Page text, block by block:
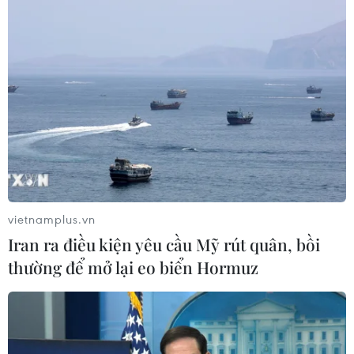
Bổ sung một số chức danh có thẩm
quyền xử phạt vi phạm hành chính
từ ngày 26/9
07/08/2026 23:00
Bế mạc Hội thi lực lượng tham gia
bảo vệ an ninh, trật tự ở cơ sở giỏi
toàn quốc
07/08/2026 15:57
Khởi tố, truy nã 3 đối tượng hoạt
động nhằm lật đổ chính quyền nhân
dân
vietnamplus.vn
Iran ra điều kiện yêu cầu Mỹ rút quân, bồi
thường để mở lại eo biển Hormuz